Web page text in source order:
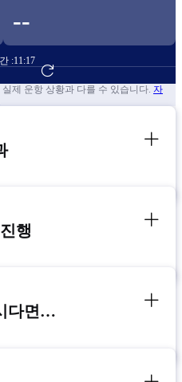
--
:11:17
약하기
제 운항 상황과 다를 수 있습니다. 자
행
다면…